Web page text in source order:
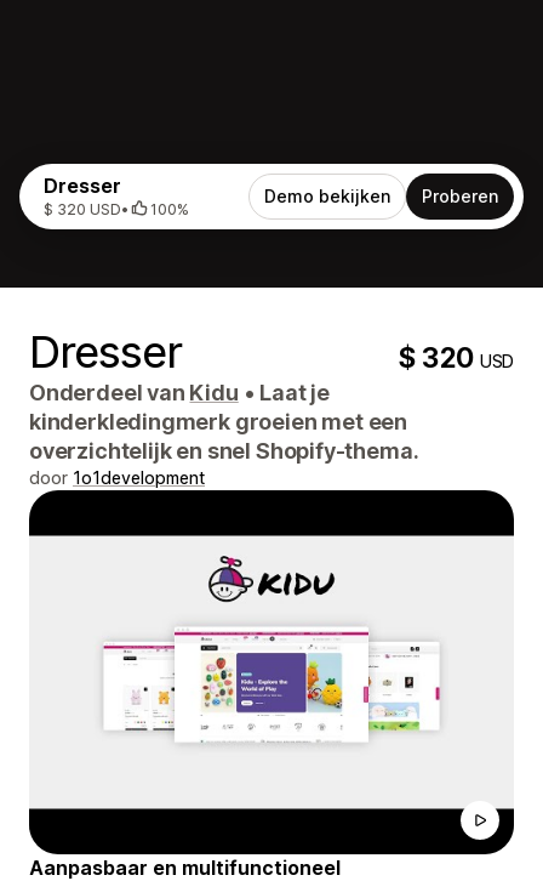
Dresser
$ 320 USD• 100%
Demo bekijken Proberen
Dresser $ 320USD
Onderdeel van Kidu • Laat je
kinderkledingmerk groeien met een
overzichtelijk en snel Shopify-thema.
door 1o1development
Aanpasbaar en multifunctioneel